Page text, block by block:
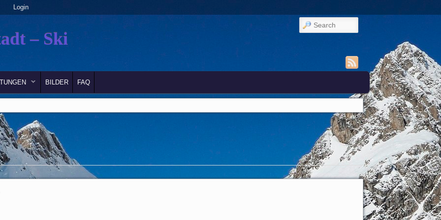
Login
– Ski
Search
BILDER FAQ